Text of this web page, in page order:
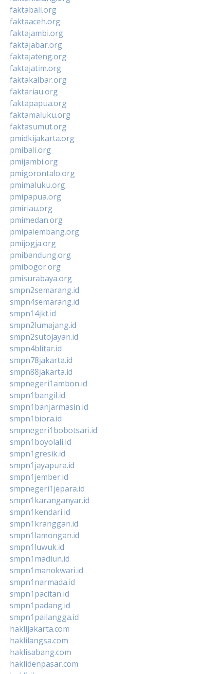
faktabali.org
faktaaceh.org
faktajambi.org
faktajabar.org
faktajateng.org
faktajatim.org
faktakalbar.org
faktariau.org
faktapapua.org
faktamaluku.org
faktasumut.org
pmidkijakarta.org
pmibali.org
pmijambi.org
pmigorontalo.org
pmimaluku.org
pmipapua.org
pmiriau.org
pmimedan.org
pmipalembang.org
pmijogja.org
pmibandung.org
pmibogor.org
pmisurabaya.org
smpn2semarang.id
smpn4semarang.id
smpn14jkt.id
smpn2lumajang.id
smpn2sutojayan.id
smpn4blitar.id
smpn78jakarta.id
smpn88jakarta.id
smpnegeri1ambon.id
smpn1bangil.id
smpn1banjarmasin.id
smpn1biora.id
smpnegeri1bobotsari.id
smpn1boyolali.id
smpn1gresik.id
smpn1jayapura.id
smpn1jember.id
smpnegeri1jepara.id
smpn1karanganyar.id
smpn1kendari.id
smpn1kranggan.id
smpn1lamongan.id
smpn1luwuk.id
smpn1madiun.id
smpn1manokwari.id
smpn1narmada.id
smpn1pacitan.id
smpn1padang.id
smpn1pailangga.id
haklijakarta.com
haklilangsa.com
haklisabang.com
haklidenpasar.com